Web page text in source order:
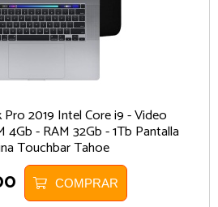
2019 Intel Core i9 - Video
- RAM 32Gb - 1Tb Pantalla
Touchbar Tahoe
COMPRAR